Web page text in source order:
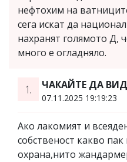
нефтохим на
сега искат да
нахранят голямото Д,
много е огладняло.
1. ЧАКАЙТЕ ДА
07.11.2025 19:19:23
Ако лакомият и
собственост какво
охрана,нито